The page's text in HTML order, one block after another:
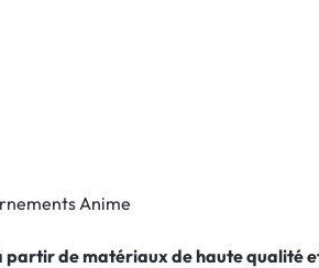
Anime
partir de matériaux de haute qualité